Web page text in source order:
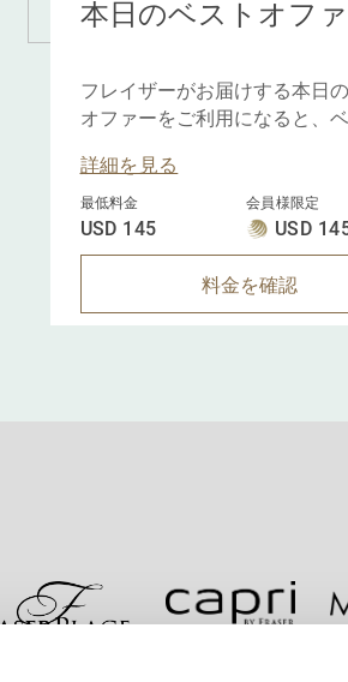
本日のベストオフ
フレイザーがお届けする本日
オファーをご利用になると、
いただけます。
詳細を見る
最低料金
USD 145
会員様限定
USD
料金を確認